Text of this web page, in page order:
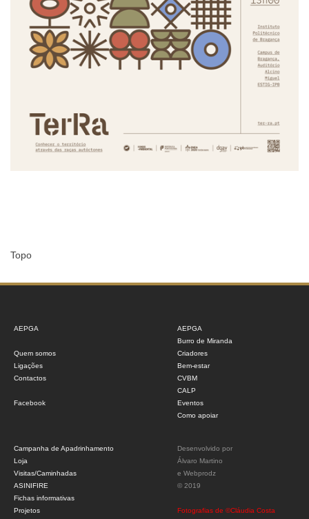
Topo
AEPGA
Quem somos
Ligações
Contactos
Facebook
AEPGA
Burro de Miranda
Criadores
Bem-estar
CVBM
CALP
Eventos
Como apoiar
Campanha de Apadrinhamento
Loja
Visitas/Caminhadas
ASINIFIRE
Fichas informativas
Projetos
Desenvolvido por
Álvaro Martino
e Webprodz
© 2019
Fotografias de ©Cláudia Costa